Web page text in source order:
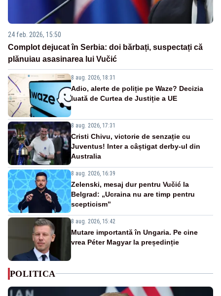
24 feb. 2026, 15:50
Complot dejucat în Serbia: doi bărbați, suspectați că
plănuiau asasinarea lui Vučić
8 aug. 2026, 18:31
Adio, alerte de poliție pe Waze? Decizia
luată de Curtea de Justiție a UE
8 aug. 2026, 17:31
Cristi Chivu, victorie de senzație cu
Juventus! Inter a câștigat derby-ul din
Australia
8 aug. 2026, 16:39
Zelenski, mesaj dur pentru Vučić la
Belgrad: „Ucraina nu are timp pentru
scepticism”
8 aug. 2026, 15:42
Mutare importantă în Ungaria. Pe cine
vrea Péter Magyar la președinție
POLITICA